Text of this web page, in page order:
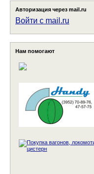
Авторизация через mail.ru
Войти с mail.ru
Нам помогают